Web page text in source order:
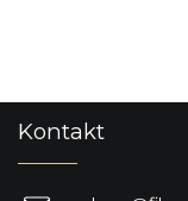
Kontakt